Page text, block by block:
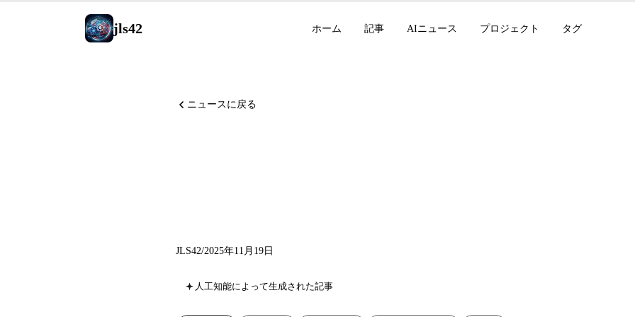
jls42 ホーム 記事 AIニュース プロジェクト タグ
ニュースに戻る
JLS42/2025年11月19日
人工知能によって生成された記事